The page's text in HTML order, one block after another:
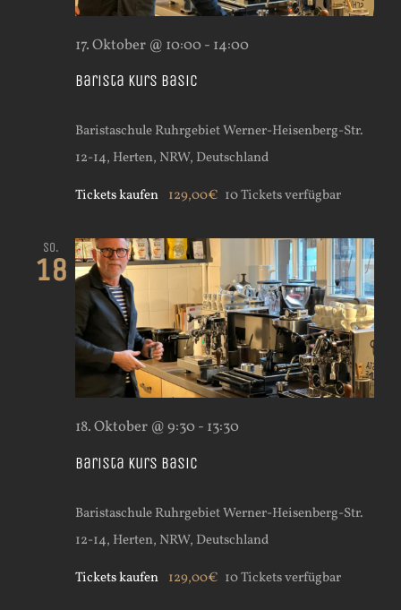
Barista Kurs Basic
17. Oktober @ 10:00- 14:00
Baristaschule RuhrgebietWerner-Heisenberg-Str.
12-14, Herten, NRW, Deutschland
Tickets kaufen 129,00€ 10 Tickets verfügbar
So.
18
Barista Kurs Basic
18. Oktober @ 9:30- 13:30
Baristaschule RuhrgebietWerner-Heisenberg-Str.
12-14, Herten, NRW, Deutschland
Tickets kaufen 129,00€ 10 Tickets verfügbar